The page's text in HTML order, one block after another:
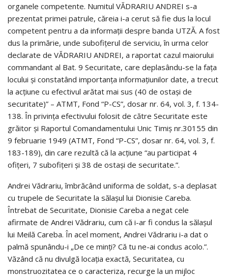
organele competente. Numitul VĂDRARIU ANDREI s-a
prezentat primei patrule, căreia i-a cerut să fie dus la locul
competent pentru a da informații despre banda UTZĂ. A fost
dus la primărie, unde subofițerul de serviciu, în urma celor
declarate de VĂDRARIU ANDREI, a raportat cazul maiorului
commandant al Bat. 9 Securitate, care deplasându-se la fața
locului și constatând importanța informațiunilor date, a trecut
la acțiune cu efectivul arătat mai sus (40 de ostași de
securitate)” – ATMT, Fond “P-CS”, dosar nr. 64, vol. 3, f. 134-
138. În privința efectivului folosit de către Securitate este
grăitor și Raportul Comandamentului Unic Timiș nr.30155 din
9 februarie 1949 (ATMT, Fond “P-CS”, dosar nr. 64, vol. 3, f.
183-189), din care rezultă că la acțiune “au participat 4
ofițeri, 7 subofițeri și 38 de ostași de securitate.”.
Andrei Vădrariu, îmbrăcând uniforma de soldat, s-a deplasat
cu trupele de Securitate la sălașul lui Dionisie Careba.
Întrebat de Securitate, Dionisie Careba a negat cele
afirmate de Andrei Vădrariu, cum că i-ar fi condus la sălașul
lui Meilă Careba. În acel moment, Andrei Vădrariu i-a dat o
palmă spunându-i „De ce minți? Că tu ne-ai condus acolo.”.
Văzând că nu divulgă locația exactă, Securitatea, cu
monstruozitatea ce o caracteriza, recurge la un mijloc